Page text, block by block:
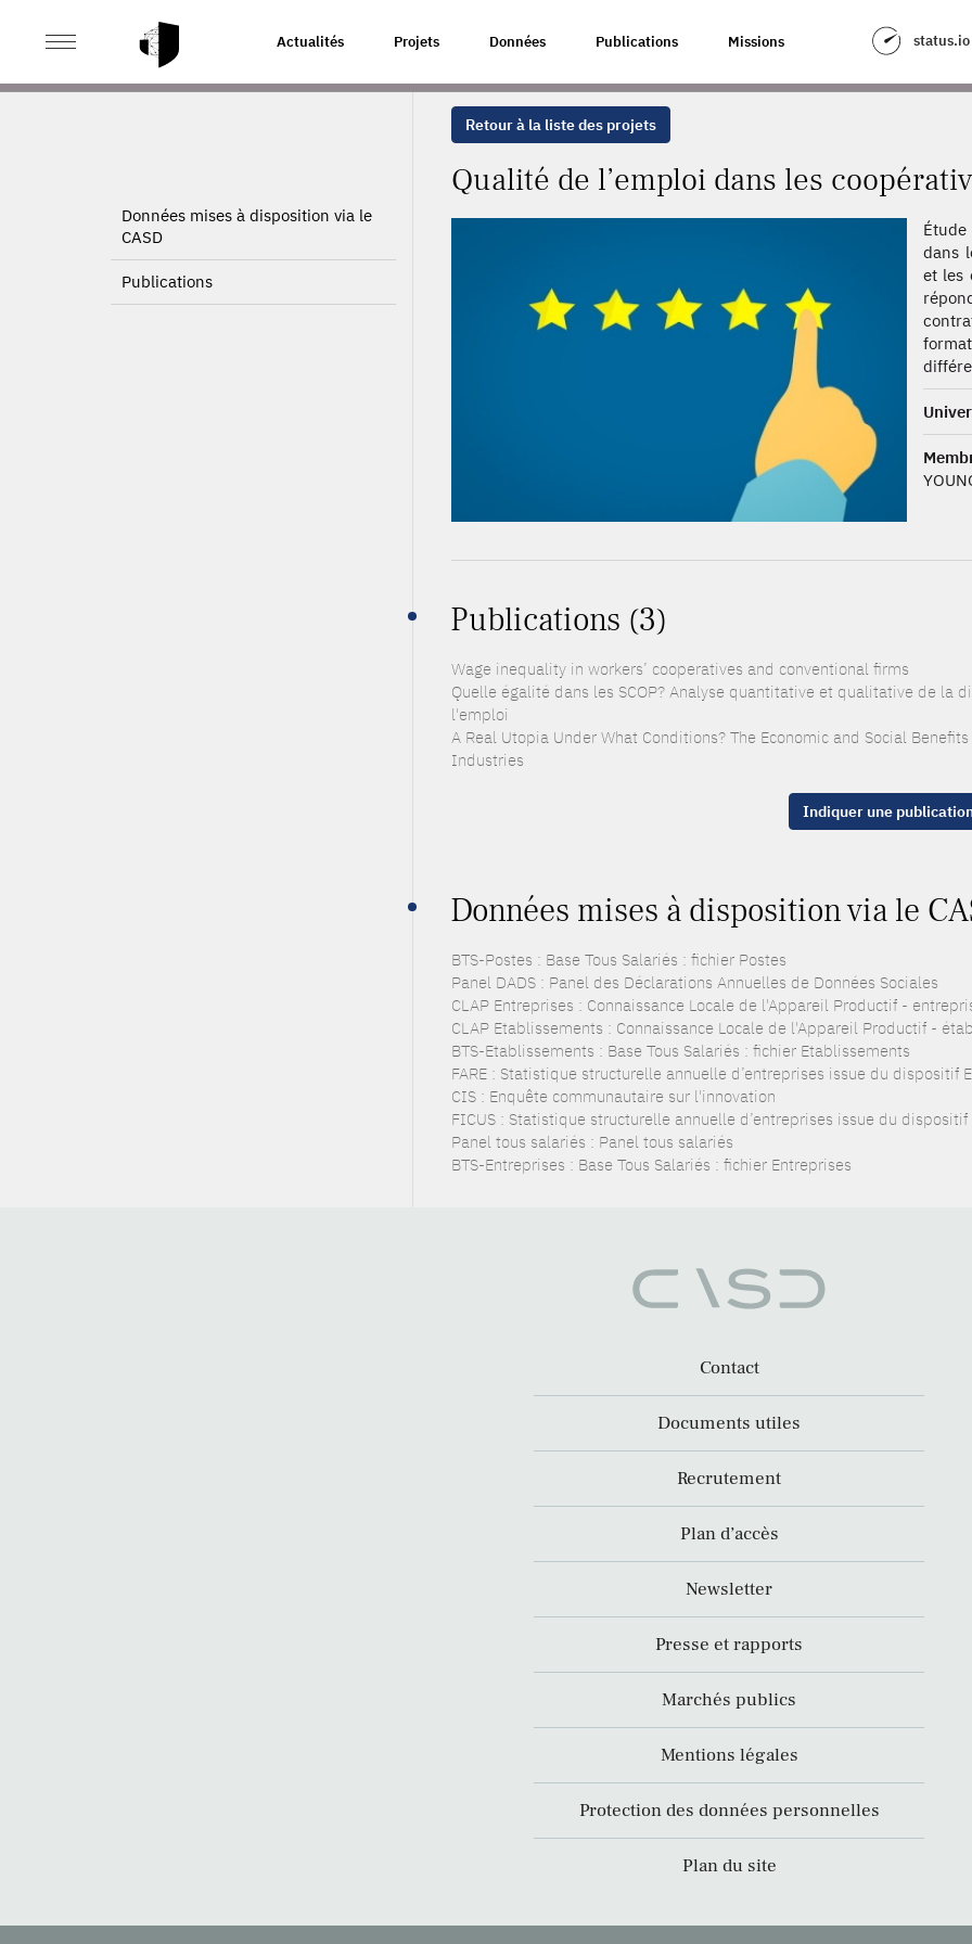
Actualités Projets Données Publications Missions status.io
ACCUEIL QUALITÉ DE L’EMPLOI DANS LES COOPÉRATIVES DE TRAVAILLEURS
Données mises à disposition via le
CASD
Publications
Retour à la liste des projets
Qualité de l’emploi dans les
dans
et les
Publications (3)
Wage inequality in workers’ cooperatives and conventional firms
Quelle égalité dans les SCOP? Analyse quantitative et qualitative de la
l'emploi
A Real Utopia Under What Conditions? The Economic and Social
Industries
Indiquer une
Données mises à disposition via le
BTS-Postes : Base Tous Salariés : fichier Postes
Panel DADS : Panel des Déclarations Annuelles de Données Sociales
CLAP Entreprises : Connaissance Locale de l'Appareil Productif -
CLAP Etablissements : Connaissance Locale de l'Appareil Productif -
BTS-Etablissements : Base Tous Salariés : fichier Etablissements
FARE : Statistique structurelle annuelle d’entreprises issue du dispositif
CIS : Enquête communautaire sur l'innovation
FICUS : Statistique structurelle annuelle d’entreprises issue du dispositif
Panel tous salariés : Panel tous salariés
BTS-Entreprises : Base Tous Salariés : fichier Entreprises
Contact
Documents utiles
Recrutement
Plan d’accès
Newsletter
Presse et rapports
Marchés publics
Mentions légales
Protection des données personnelles
Plan du site